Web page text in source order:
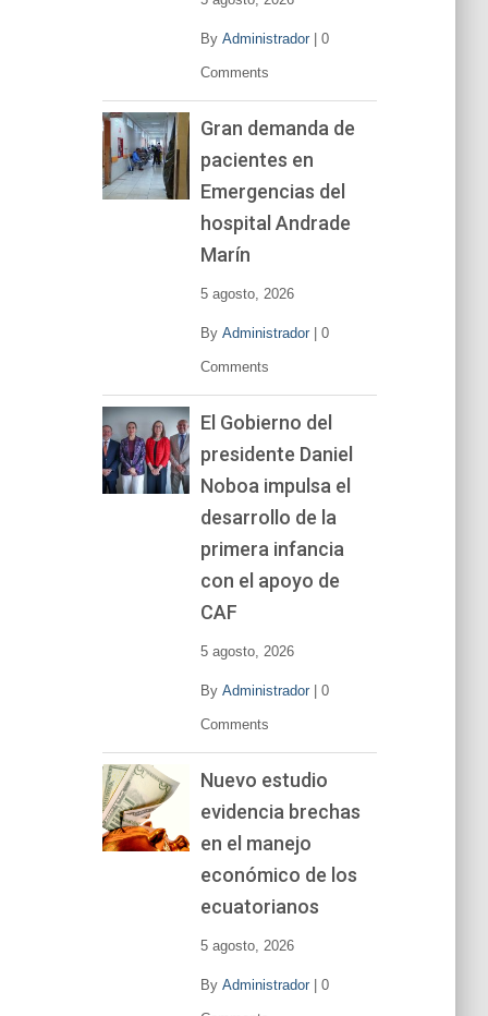
By Administrador| 0
Comments
Gran demanda de
pacientes en
Emergencias del
hospital Andrade
Marín
5 agosto, 2026
By Administrador| 0
Comments
El Gobierno del
presidente Daniel
Noboa impulsa el
desarrollo de la
primera infancia
con el apoyo de
CAF
5 agosto, 2026
By Administrador| 0
Comments
Nuevo estudio
evidencia brechas
en el manejo
económico de los
ecuatorianos
5 agosto, 2026
By Administrador| 0